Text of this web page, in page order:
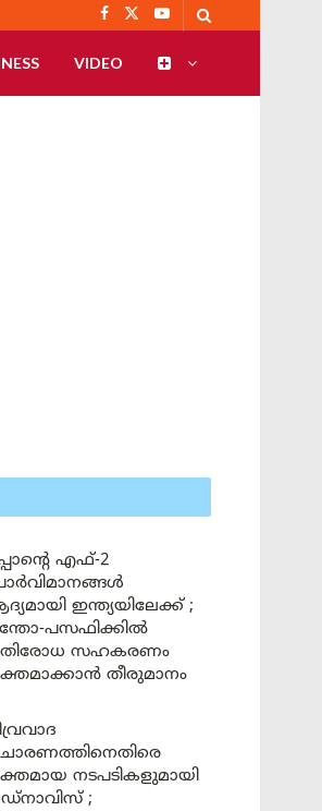
VIDEO
എഫ്-2
ഇന്ത്യയിലേക്ക് ;
പസഫിക്കിൽ
സഹകരണം
തീരുമാനം
നടപടികളുമായി
;